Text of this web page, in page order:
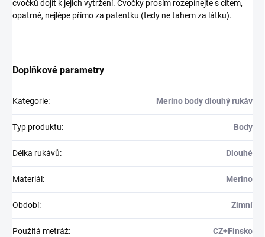
cvočků dojít k jejich vytržení. Cvočky prosím rozepínejte s citem,
opatrně, nejlépe přímo za patentku (tedy ne tahem za látku).
Doplňkové parametry
Kategorie: Merino body dlouhý rukáv
Typ produktu: Body
Délka rukávů: Dlouhé
Materiál: Merino
Období: Zimní
Použitá metráž: CZ+Finsko